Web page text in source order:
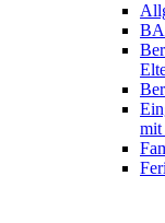
mit